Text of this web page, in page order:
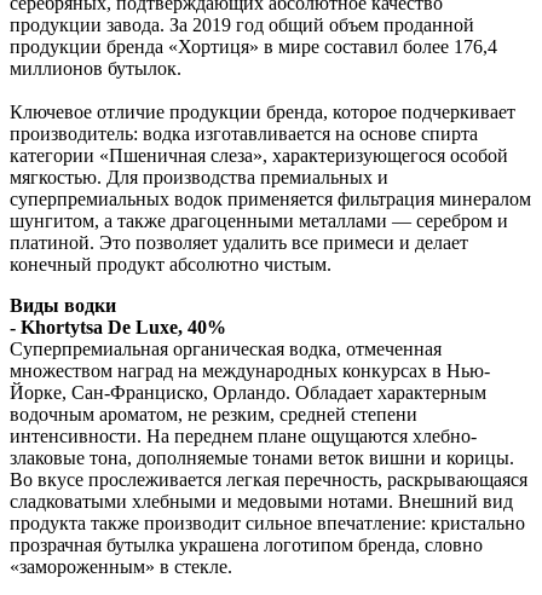
продукции завода. За 2019 год общий объем проданной
продукции бренда «Хортиця» в мире составил более 176,4
миллионов бутылок.
Ключевое отличие продукции бренда, которое подчеркивает
производитель: водка изготавливается на основе спирта
категории «Пшеничная слеза», характеризующегося особой
мягкостью. Для производства премиальных и
суперпремиальных водок применяется фильтрация минералом
шунгитом, а также драгоценными металлами — серебром и
платиной. Это позволяет удалить все примеси и делает
конечный продукт абсолютно чистым.
Виды водки
- Khortytsa De Luxe, 40%
Суперпремиальная органическая водка, отмеченная
множеством наград на международных конкурсах в Нью-
Йорке, Сан-Франциско, Орландо. Обладает характерным
водочным ароматом, не резким, средней степени
интенсивности. На переднем плане ощущаются хлебно-
злаковые тона, дополняемые тонами веток вишни и корицы.
Во вкусе прослеживается легкая перечность, раскрывающаяся
сладковатыми хлебными и медовыми нотами. Внешний вид
продукта также производит сильное впечатление: кристально
прозрачная бутылка украшена логотипом бренда, словно
«замороженным» в стекле.